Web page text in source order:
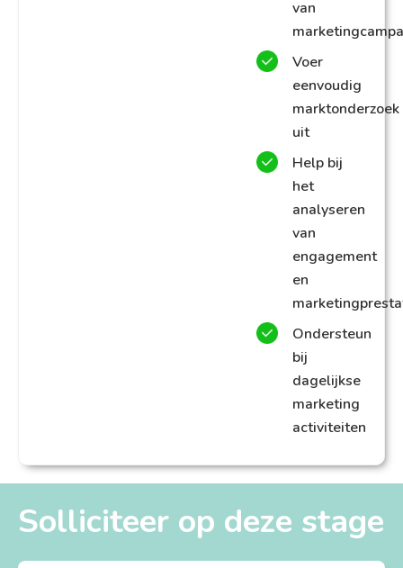
van
Voer
eenvoudig
marktonderzoek
uit
Help bij
het
analyseren
van
engagement
en
Ondersteun
bij
dagelijkse
marketing
activiteiten
Solliciteer op deze stage